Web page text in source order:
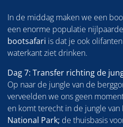
In de middag maken we een
een enorme populatie
bootsafari is dat je ook
waterkant ziet drinken.
Dag 7: Transfer richting de
Op naar de jungle van de
verveelden we ons geen
en komt terecht in de jungle van
National Park; de thuisbasis